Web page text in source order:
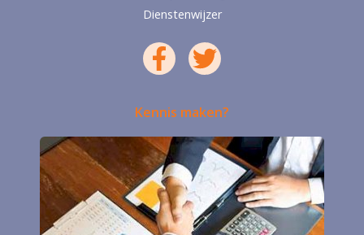
Dienstenwijzer
Kennis maken?